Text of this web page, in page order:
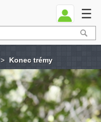
☰
> Konec trémy